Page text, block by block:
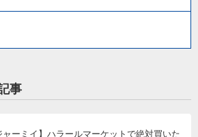
事
ャーミイ】ハラールマーケットで絶対買いた